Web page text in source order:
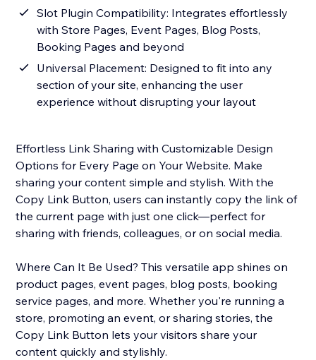
Slot Plugin Compatibility: Integrates effortlessly
with Store Pages, Event Pages, Blog Posts,
Booking Pages and beyond
Universal Placement: Designed to fit into any
section of your site, enhancing the user
experience without disrupting your layout
Effortless Link Sharing with Customizable Design
Options for Every Page on Your Website. Make
sharing your content simple and stylish. With the
Copy Link Button, users can instantly copy the link of
the current page with just one click—perfect for
sharing with friends, colleagues, or on social media.
Where Can It Be Used? This versatile app shines on
product pages, event pages, blog posts, booking
service pages, and more. Whether you're running a
store, promoting an event, or sharing stories, the
Copy Link Button lets your visitors share your
content quickly and stylishly.